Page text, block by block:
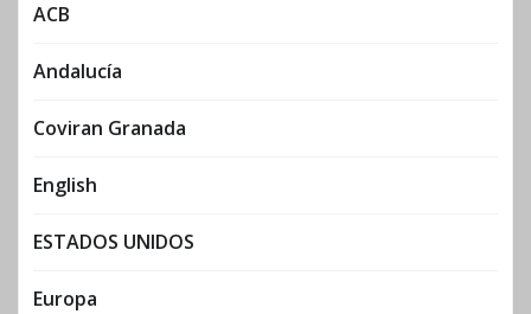
ACB
Andalucía
Coviran Granada
English
ESTADOS UNIDOS
Europa